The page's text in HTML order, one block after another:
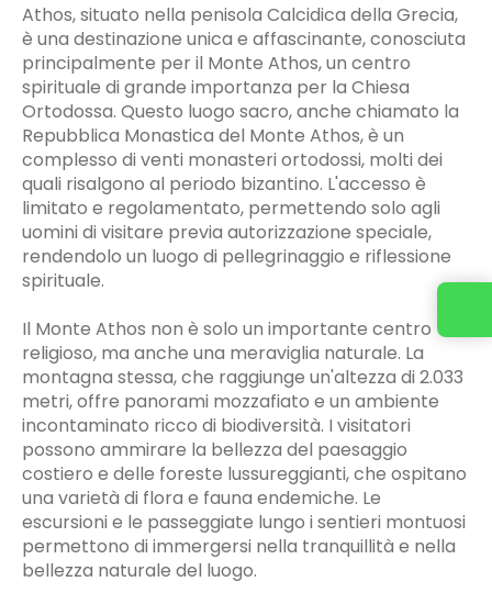
Athos, situato nella penisola Calcidica della Grecia,
è una destinazione unica e affascinante, conosciuta
principalmente per il Monte Athos, un centro
spirituale di grande importanza per la Chiesa
Ortodossa. Questo luogo sacro, anche chiamato la
Repubblica Monastica del Monte Athos, è un
complesso di venti monasteri ortodossi, molti dei
quali risalgono al periodo bizantino. L'accesso è
limitato e regolamentato, permettendo solo agli
uomini di visitare previa autorizzazione speciale,
rendendolo un luogo di pellegrinaggio e riflessione
spirituale.
Il Monte Athos non è solo un importante centro
religioso, ma anche una meraviglia naturale. La
montagna stessa, che raggiunge un'altezza di 2.033
metri, offre panorami mozzafiato e un ambiente
incontaminato ricco di biodiversità. I visitatori
possono ammirare la bellezza del paesaggio
costiero e delle foreste lussureggianti, che ospitano
una varietà di flora e fauna endemiche. Le
escursioni e le passeggiate lungo i sentieri montuosi
permettono di immergersi nella tranquillità e nella
bellezza naturale del luogo.